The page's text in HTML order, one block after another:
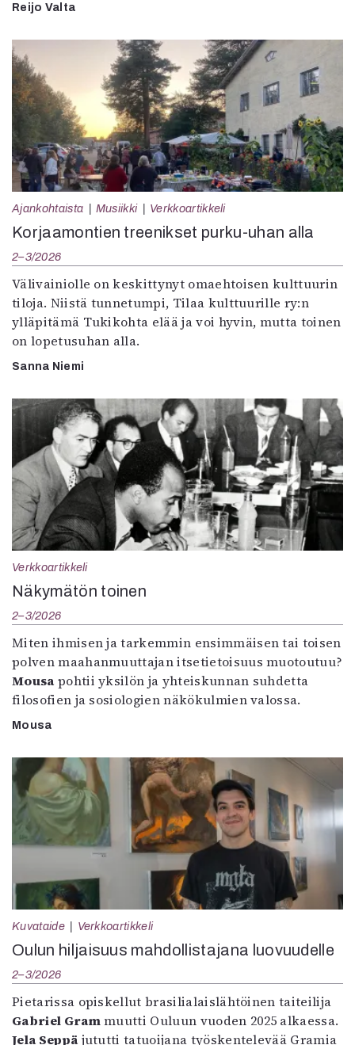
Reijo Valta
Ajankohtaista Musiikki Verkkoartikkeli
Korjaamontien treenikset purku-uhan alla
2–3/2026
Välivainiolle on keskittynyt omaehtoisen kulttuurin
tiloja. Niistä tunnetumpi, Tilaa kulttuurille ry:n
ylläpitämä Tukikohta elää ja voi hyvin, mutta toinen
on lopetusuhan alla.
Sanna Niemi
Verkkoartikkeli
Näkymätön toinen
2–3/2026
Miten ihmisen ja tarkemmin ensimmäisen tai toisen
polven maahanmuuttajan itsetietoisuus muotoutuu?
Mousa pohtii yksilön ja yhteiskunnan suhdetta
filosofien ja sosiologien näkökulmien valossa.
Mousa
Kuvataide Verkkoartikkeli
Oulun hiljaisuus mahdollistajana luovuudelle
2–3/2026
Pietarissa opiskellut brasilialaislähtöinen taiteilija
Gabriel Grammuutti Ouluun vuoden 2025 alkaessa.
Jela Seppä jututti tatuoijana työskentelevää Gramia